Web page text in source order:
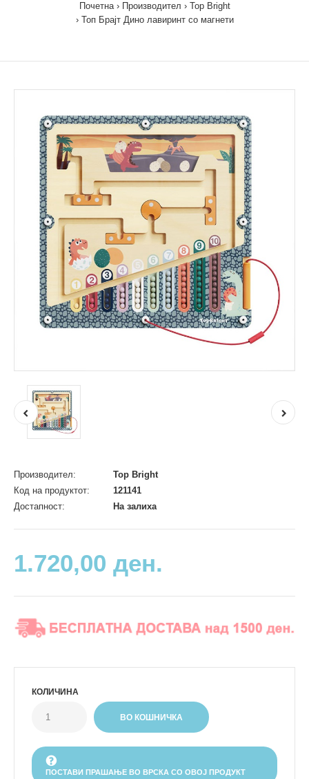
Почетна Производител
Top Bright
Топ Брајт Дино лавиринт со магнети
Производител:
Top Bright
Код на продуктот:
121141
Достапност:
На залиха
1.720,00 ден.
КОЛИЧИНА
ПОСТАВИ ПРАШАЊЕ ВО ВРСКА СО ОВОЈ ПРОДУКТ